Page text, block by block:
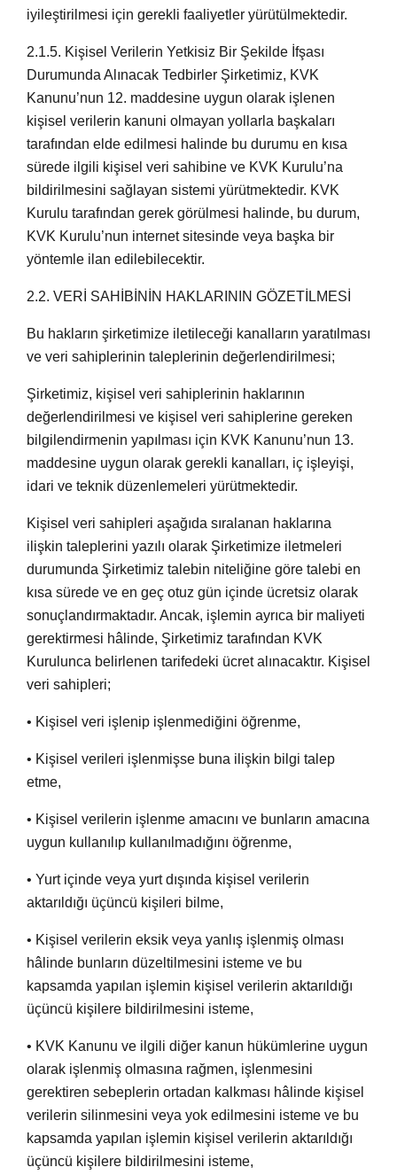
iyileştirilmesi için gerekli faaliyetler yürütülmektedir.
2.1.5. Kişisel Verilerin Yetkisiz Bir Şekilde İfşası
Durumunda Alınacak Tedbirler Şirketimiz, KVK
Kanunu’nun 12. maddesine uygun olarak işlenen
kişisel verilerin kanuni olmayan yollarla başkaları
tarafından elde edilmesi halinde bu durumu en kısa
sürede ilgili kişisel veri sahibine ve KVK Kurulu’na
bildirilmesini sağlayan sistemi yürütmektedir. KVK
Kurulu tarafından gerek görülmesi halinde, bu durum,
KVK Kurulu’nun internet sitesinde veya başka bir
yöntemle ilan edilebilecektir.
2.2. VERİ SAHİBİNİN HAKLARININ GÖZETİLMESİ
Bu hakların şirketimize iletileceği kanalların yaratılması
ve veri sahiplerinin taleplerinin değerlendirilmesi;
Şirketimiz, kişisel veri sahiplerinin haklarının
değerlendirilmesi ve kişisel veri sahiplerine gereken
bilgilendirmenin yapılması için KVK Kanunu’nun 13.
maddesine uygun olarak gerekli kanalları, iç işleyişi,
idari ve teknik düzenlemeleri yürütmektedir.
Kişisel veri sahipleri aşağıda sıralanan haklarına
ilişkin taleplerini yazılı olarak Şirketimize iletmeleri
durumunda Şirketimiz talebin niteliğine göre talebi en
kısa sürede ve en geç otuz gün içinde ücretsiz olarak
sonuçlandırmaktadır. Ancak, işlemin ayrıca bir maliyeti
gerektirmesi hâlinde, Şirketimiz tarafından KVK
Kurulunca belirlenen tarifedeki ücret alınacaktır. Kişisel
veri sahipleri;
• Kişisel veri işlenip işlenmediğini öğrenme,
• Kişisel verileri işlenmişse buna ilişkin bilgi talep
etme,
• Kişisel verilerin işlenme amacını ve bunların amacına
uygun kullanılıp kullanılmadığını öğrenme,
• Yurt içinde veya yurt dışında kişisel verilerin
aktarıldığı üçüncü kişileri bilme,
• Kişisel verilerin eksik veya yanlış işlenmiş olması
hâlinde bunların düzeltilmesini isteme ve bu
kapsamda yapılan işlemin kişisel verilerin aktarıldığı
üçüncü kişilere bildirilmesini isteme,
• KVK Kanunu ve ilgili diğer kanun hükümlerine uygun
olarak işlenmiş olmasına rağmen, işlenmesini
gerektiren sebeplerin ortadan kalkması hâlinde kişisel
verilerin silinmesini veya yok edilmesini isteme ve bu
kapsamda yapılan işlemin kişisel verilerin aktarıldığı
üçüncü kişilere bildirilmesini isteme,